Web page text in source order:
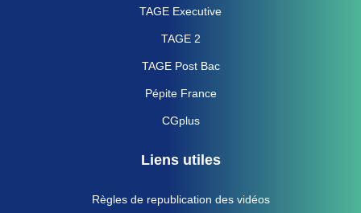
TAGE Executive
TAGE 2
TAGE Post Bac
Pépite France
CGplus
Liens utiles
Règles de republication des vidéos